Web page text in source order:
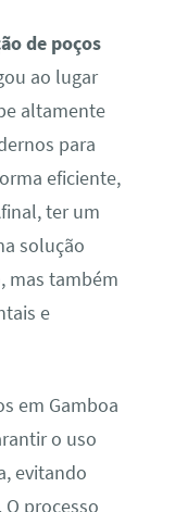
de poços
ao lugar
altamente
para
eficiente,
ter um
solução
mas também
e
em Gamboa
o uso
evitando
processo